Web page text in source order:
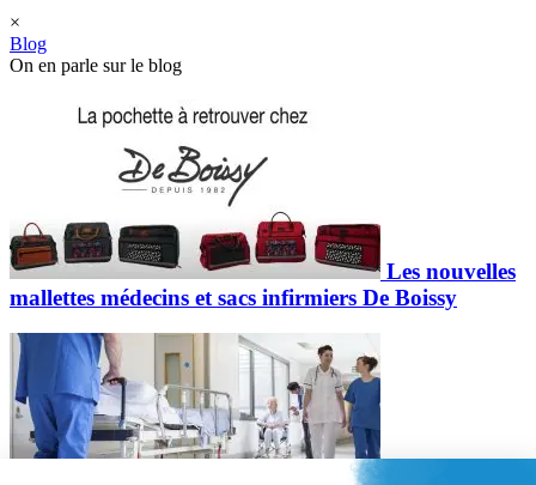
×
Blog
On en parle sur le blog
Les nouvelles
mallettes médecins et sacs infirmiers De Boissy